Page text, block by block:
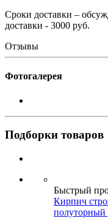
Сроки доставки –
доставки - 3000 руб.
Отзывы
Фотогалерея
Подборки товаров
Быстрый
Кирпич